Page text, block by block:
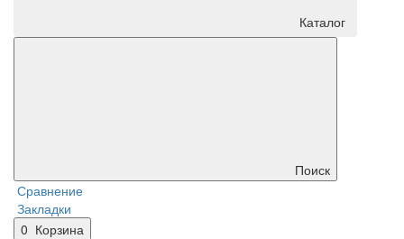
Каталог
Поиск
Сравнение
Закладки
0 Корзина